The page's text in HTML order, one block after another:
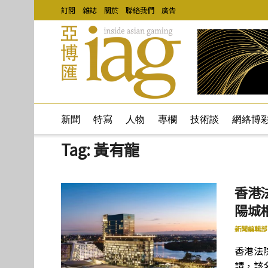
訂閱 雜誌 關於 聯絡我們 廣告
新聞 特寫 人物 專欄 技術談 網絡博
Tag:黃有龍
香港
陽城
新聞編輯部
香港法